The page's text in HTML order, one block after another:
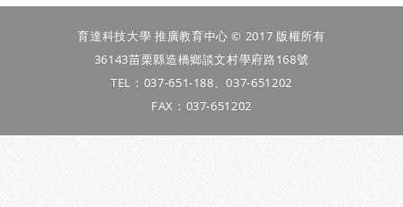
育達科技大學 推廣教育中心 © 2017 版權所有
36143苗栗縣造橋鄉談文村學府路168號
TEL：037-651-188、037-651202
FAX：037-651202